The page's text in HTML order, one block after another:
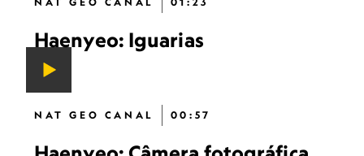
Haenyeo: Iguarias
NAT GEO CANAL 00:57